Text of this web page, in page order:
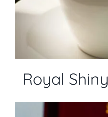
Royal Shiny